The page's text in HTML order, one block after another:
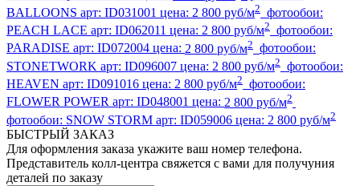
BALLOONS арт: ID031001 цена: 2 800 руб/м2 фотообои:
PEACH LACE арт: ID062011 цена: 2 800 руб/м2 фотообои:
PARADISE арт: ID072004 цена: 2 800 руб/м2 фотообои:
STONETWORK арт: ID096007 цена: 2 800 руб/м2 фотообои:
HEAVEN арт: ID091016 цена: 2 800 руб/м2 фотообои:
FLOWER POWER арт: ID048001 цена: 2 800 руб/м2
фотообои: SNOW STORM арт: ID059006 цена: 2 800 руб/м2
БЫСТРЫЙ ЗАКАЗ
Для оформления заказа укажите ваш номер телефона.
Представитель колл-центра свяжется с вами для получуния
деталей по заказу